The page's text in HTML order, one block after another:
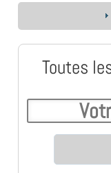
Toutes